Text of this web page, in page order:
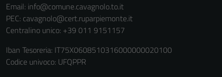
Email: info@comune.cavagnolo.to.it
PEC: cavagnolo@cert.ruparpiemonte.it
Centralino unico: +39 011 9151157
Iban Tesoreria: IT75X0608510316000000020100
Codice univoco: UFQPPR